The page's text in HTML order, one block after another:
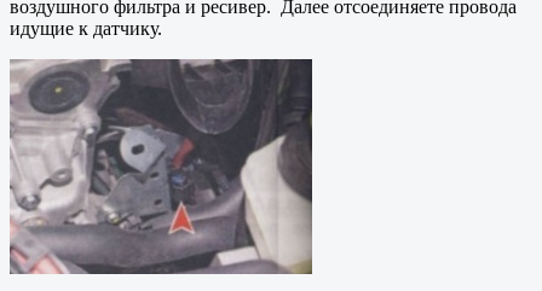
воздушного фильтра и ресивер. Далее отсоединяете провода
идущие к датчику.